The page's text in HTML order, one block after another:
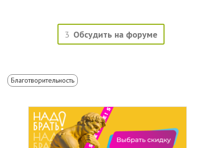
3 Обсудить на форуме
Благотворительность